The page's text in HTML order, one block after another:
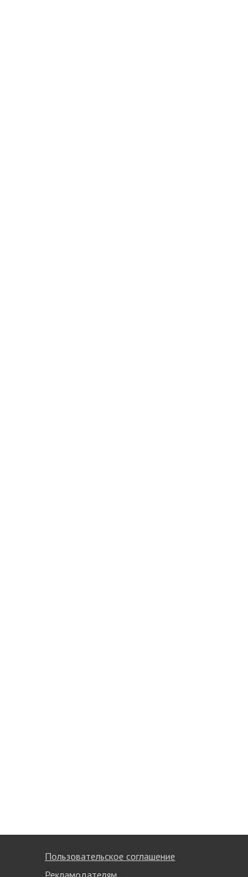
Пользовательское соглашение